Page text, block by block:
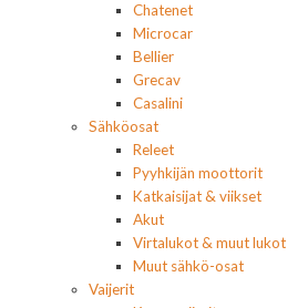
Chatenet
Microcar
Bellier
Grecav
Casalini
Sähköosat
Releet
Pyyhkijän moottorit
Katkaisijat & viikset
Akut
Virtalukot & muut lukot
Muut sähkö-osat
Vaijerit